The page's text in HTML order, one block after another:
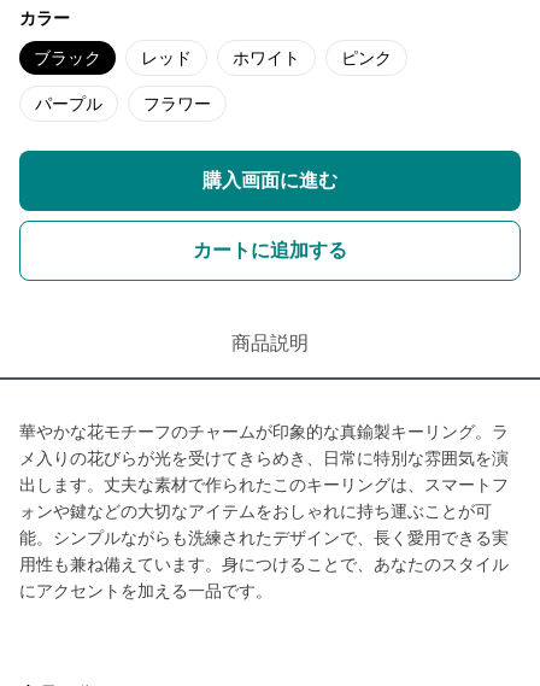
カラー
ブラック レッド ホワイト ピンク
パープル フラワー
購入画面に進む
カートに追加する
商品説明
華やかな花モチーフのチャームが印象的な真鍮製キーリング。ラ
メ入りの花びらが光を受けてきらめき、日常に特別な雰囲気を演
出します。丈夫な素材で作られたこのキーリングは、スマートフ
ォンや鍵などの大切なアイテムをおしゃれに持ち運ぶことが可
能。シンプルながらも洗練されたデザインで、長く愛用できる実
用性も兼ね備えています。身につけることで、あなたのスタイル
にアクセントを加える一品です。